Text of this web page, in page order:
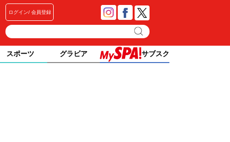
ログイン 会員登録
スポーツ グラビア サブスク